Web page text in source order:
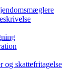
og skattefritagelse